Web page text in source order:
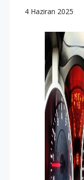
4 Haziran 2025